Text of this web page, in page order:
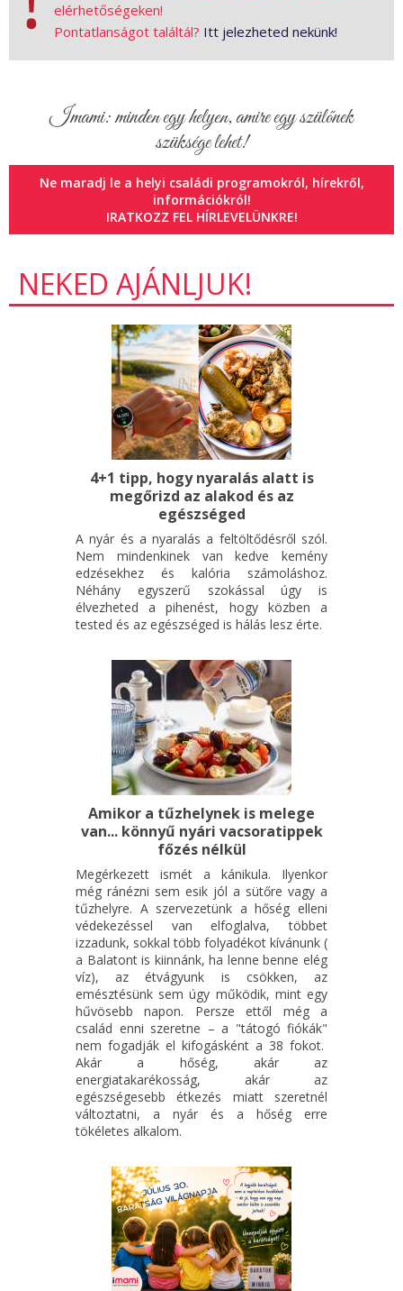
A január 24-i alkalom ingyenes bemutató foglalkozás, a
program februárban folytatódik.
Egy nyugodt, biztonságos tér, ahol a meséké a főszerep.
A mese: Macskacicó
A foglalkozás alapja Kádár Annamária és Kerekes Valéria
Mesepszichológia a gyakorlatban című könyvének első
meséje, amelyet Petra saját ötleteivel és játékos elemekkel
A foglalkozáson való részvétel regisztrációhoz kötött:
ROOmli Pécs - természetes játszóhely
facebook
elérhetőségeken!
Pontatlanságot találtál? Itt jelezheted nekünk!
Imami: minden egy helyen, amire egy szülőnek
szüksége lehet!
Ne maradj le a helyi családi programokról, hírekről,
információkról!
IRATKOZZ FEL HÍRLEVELÜNKRE!
NEKED AJÁNLJUK!
4+1 tipp, hogy nyaralás alatt is
megőrizd az alakod és az
egészséged
A nyár és a nyaralás a feltöltődésről szól.
Nem mindenkinek van kedve kemény
edzésekhez és kalória számoláshoz.
Néhány egyszerű szokással úgy is
élvezheted a pihenést, hogy közben a
tested és az egészséged is hálás lesz érte.
Amikor a tűzhelynek is melege
van... könnyű nyári vacsoratippek
főzés nélkül
Megérkezett ismét a kánikula. Ilyenkor
még ránézni sem esik jól a sütőre vagy a
tűzhelyre. A szervezetünk a hőség elleni
védekezéssel van elfoglalva, többet
izzadunk, sokkal több folyadékot kívánunk (
a Balatont is kiinnánk, ha lenne benne elég
víz), az étvágyunk is csökken, az
emésztésünk sem úgy működik, mint egy
hűvösebb napon. Persze ettől még a
család enni szeretne – a "tátogó fiókák"
nem fogadják el kifogásként a 38 fokot.
Akár a hőség, akár az
energiatakarékosság, akár az
egészségesebb étkezés miatt szeretnél
változtatni, a nyár és a hőség erre
tökéletes alkalom.